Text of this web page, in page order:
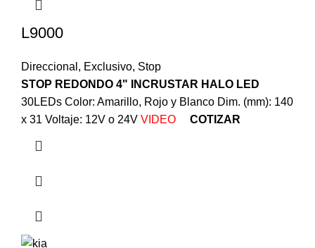
L9000
Direccional , Exclusivo, Stop
STOP REDONDO 4" INCRUSTAR HALO LED
30LEDs Color: Amarillo, Rojo y Blanco Dim. (mm): 140
x 31 Voltaje: 12V o 24V VIDEO COTIZAR